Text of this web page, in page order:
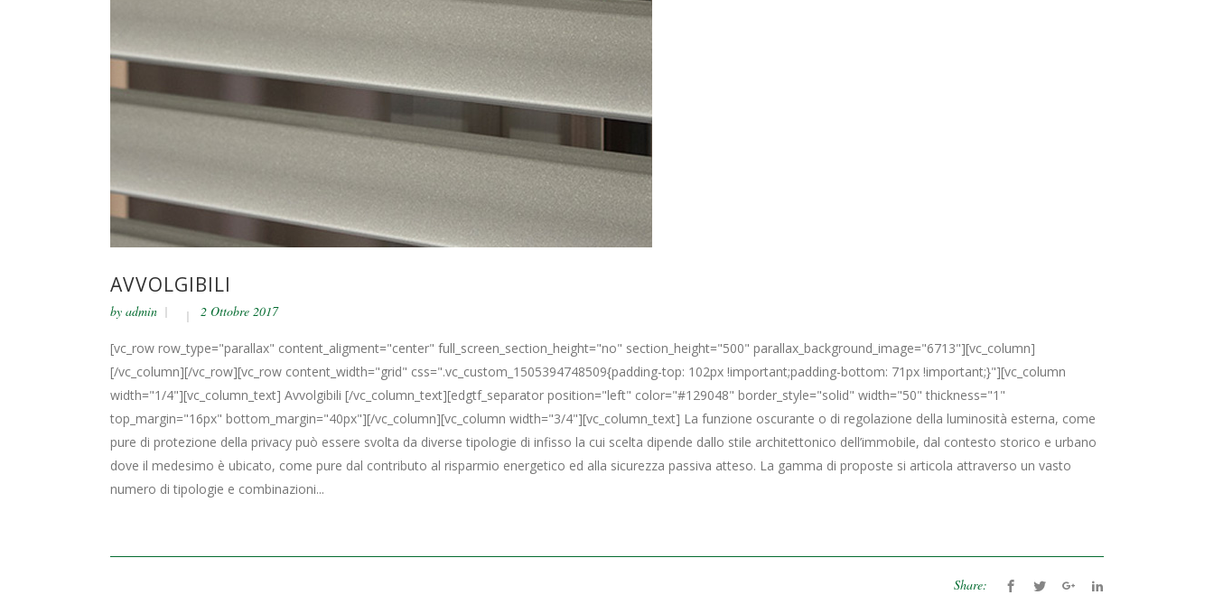
AVVOLGIBILI
by admin 2 Ottobre 2017
[vc_row row_type="parallax" content_aligment="center" full_screen_section_height="no" section_height="500" parallax_background_image="6713"][vc_column]
[/vc_column][/vc_row][vc_row content_width="grid" css=".vc_custom_1505394748509{padding-top: 102px !important;padding-bottom: 71px !important;}"][vc_column
width="1/4"][vc_column_text] Avvolgibili [/vc_column_text][edgtf_separator position="left" color="#129048" border_style="solid" width="50" thickness="1"
top_margin="16px" bottom_margin="40px"][/vc_column][vc_column width="3/4"][vc_column_text] La funzione oscurante o di regolazione della luminosità esterna, come
pure di protezione della privacy può essere svolta da diverse tipologie di infisso la cui scelta dipende dallo stile architettonico dell’immobile, dal contesto storico e urbano
dove il medesimo è ubicato, come pure dal contributo al risparmio energetico ed alla sicurezza passiva atteso. La gamma di proposte si articola attraverso un vasto
numero di tipologie e combinazioni...
Share: